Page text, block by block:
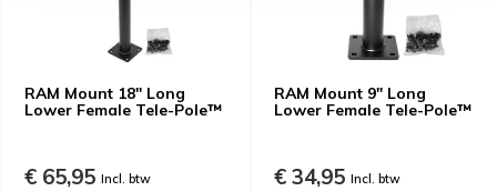
RAM Mount 18" Long
Lower Female Tele-Pole™
€ 65,95 Incl. btw
RAM Mount 9" Long
Lower Female Tele-Pole™
€ 34,95 Incl. btw